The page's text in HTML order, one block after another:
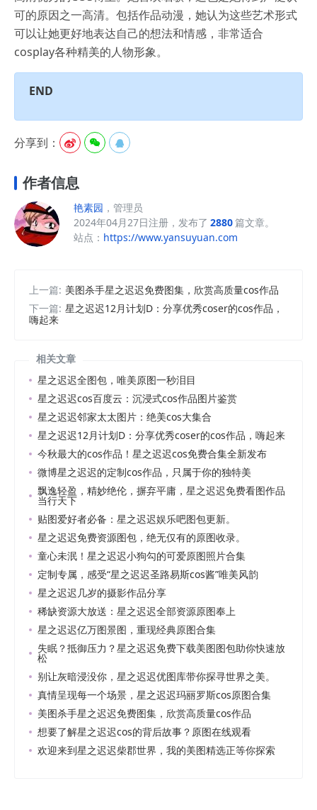
可的原因之一高清。包括作品动漫，她认为这些艺术形式
可以让她更好地表达自己的想法和情感，非常适合
cosplay各种精美的人物形象。
END
分享到：   
作者信息
艳素园 ，管理员
2024年04月27日注册，发布了 2880篇文章。
站点： https://www.yansuyuan.com
上一篇: 美图杀手星之迟迟免费图集，欣赏高质量cos作品
下一篇: 星之迟迟12月计划D：分享优秀coser的cos作品，
嗨起来
相关文章
星之迟迟全图包，唯美原图一秒泪目
星之迟迟cos百度云：沉浸式cos作品图片鉴赏
星之迟迟邻家太太图片：绝美cos大集合
星之迟迟12月计划D：分享优秀coser的cos作品，嗨起来
今秋最大的cos作品！星之迟迟cos免费合集全新发布
微博星之迟迟的定制cos作品，只属于你的独特美
飘逸轻盈，精妙绝伦，摒弃平庸，星之迟迟免费看图作品
当行天下
贴图爱好者必备：星之迟迟娱乐吧图包更新。
星之迟迟免费资源图包，绝无仅有的原图收录。
童心未泯！星之迟迟小狗勾的可爱原图照片合集
定制专属，感受“星之迟迟圣路易斯cos酱”唯美风韵
星之迟迟几岁的摄影作品分享
稀缺资源大放送：星之迟迟全部资源原图奉上
星之迟迟亿万图景图，重现经典原图合集
失眠？抵御压力？星之迟迟免费下载美图图包助你快速放
松
别让灰暗浸没你，星之迟迟优图库带你探寻世界之美。
真情呈现每一个场景，星之迟迟玛丽罗斯cos原图合集
美图杀手星之迟迟免费图集，欣赏高质量cos作品
想要了解星之迟迟cos的背后故事？原图在线观看
欢迎来到星之迟迟柴郡世界，我的美图精选正等你探索